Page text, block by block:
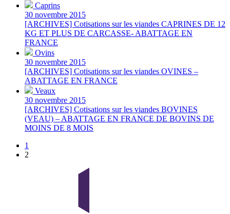
Caprins
30 novembre 2015
[ARCHIVES] Cotisations sur les viandes CAPRINES DE 12
KG ET PLUS DE CARCASSE- ABATTAGE EN
FRANCE
Ovins
30 novembre 2015
[ARCHIVES] Cotisations sur les viandes OVINES –
ABATTAGE EN FRANCE
Veaux
30 novembre 2015
[ARCHIVES] Cotisations sur les viandes BOVINES
(VEAU) – ABATTAGE EN FRANCE DE BOVINS DE
MOINS DE 8 MOIS
1
2